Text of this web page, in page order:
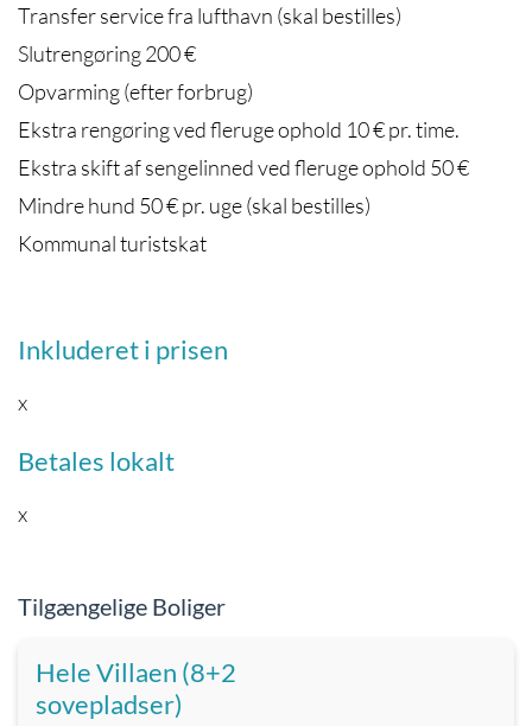
Transfer service fra lufthavn (skal bestilles)
Slutrengøring 200 €
Opvarming (efter forbrug)
Ekstra rengøring ved fleruge ophold 10 € pr. time.
Ekstra skift af sengelinned ved fleruge ophold 50 €
Mindre hund 50 € pr. uge (skal bestilles)
Kommunal turistskat
Inkluderet i prisen
x
Betales lokalt
x
Tilgængelige Boliger
Hele Villaen (8+2
sovepladser)